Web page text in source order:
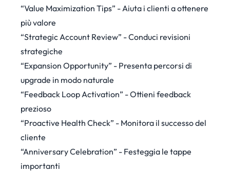
“Value Maximization Tips” - Aiuta i clienti a ottenere
più valore
“Strategic Account Review” - Conduci revisioni
strategiche
“Expansion Opportunity” - Presenta percorsi di
upgrade in modo naturale
“Feedback Loop Activation” - Ottieni feedback
prezioso
“Proactive Health Check” - Monitora il successo del
cliente
“Anniversary Celebration” - Festeggia le tappe
importanti